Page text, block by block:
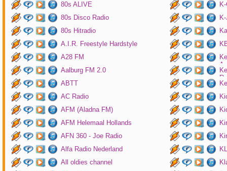
80s ALIVE
80s Disco Radio
80s Hitradio
A.I.R. Freestyle Hardstyle
A28 FM
Aalburg FM 2.0
ABTT
AC Radio
AFM (Aladna FM)
AFM Helemaal Hollands
AFN 360 - Joe Radio
Alfa Radio Nederland
All oldies channel